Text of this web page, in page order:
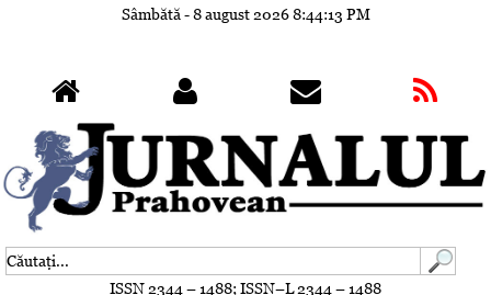
Sâmbătă - 8 august 20268:44:16 PM
ISSN 2344 – 1488; ISSN–L 2344 – 1488